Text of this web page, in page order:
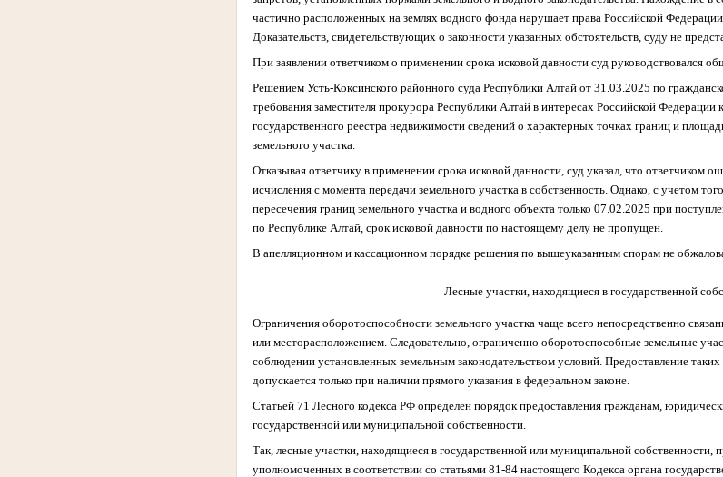
частично расположенныхна землях водного фонда нарушает права Российской Федерации
Доказательств, свидетельствующих о законности указанных обстоятельств, суду не
При заявлении ответчиком о применении срока исковой давности суд руководствовался
Решением Усть-Коксинского районного суда Республики Алтай от 31.03.2025 по
требования заместителя прокурора Республики Алтай в интересах Российской
государственного реестра недвижимости сведений о характерных точках границ и
земельного участка.
Отказывая ответчику в применении срока исковой данности, суд указал, что ответчиком
исчисления с момента передачи земельного участка в собственность. Однако, с учетом
пересечения границ земельного участка и водного объекта только07.02.2025 при
по Республике Алтай, срок исковой давности по настоящему делу не пропущен.
В апелляционном и кассационном порядке решения по вышеуказанным спорам не
Лесные участки, находящиеся в государственной
Ограничения оборотоспособности земельного участка чаще всего непосредственно
или месторасположением. Следовательно, ограниченно оборотоспособные земельные
соблюдении установленных земельным законодательством условий. Предоставление
допускается только при наличии прямого указания в федеральном законе.
Статьей 71 Лесного кодекса РФ определен порядок предоставления гражданам,
государственной или муниципальной собственности.
Так, лесные участки, находящиеся в государственной или муниципальной собственности,
уполномоченных в соответствии со статьями 81-84 настоящего Кодекса органа